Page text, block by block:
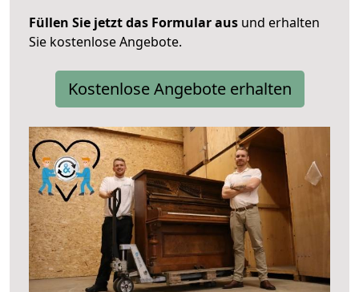
Füllen Sie jetzt das Formular aus und erhalten
Sie kostenlose Angebote.
Kostenlose Angebote erhalten